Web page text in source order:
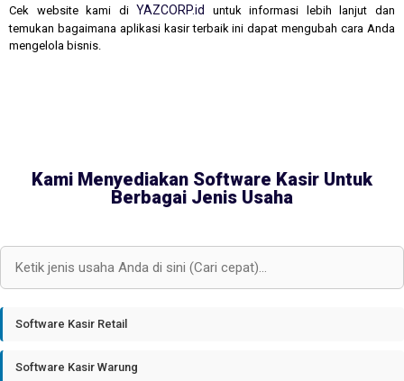
Cek website kami di YAZCORP.id
untuk informasi lebih lanjut dan
temukan bagaimana aplikasi kasir terbaik ini dapat mengubah cara Anda
mengelola bisnis.
Kami Menyediakan Software Kasir Untuk
Berbagai Jenis Usaha
Software Kasir Retail
Software Kasir Warung